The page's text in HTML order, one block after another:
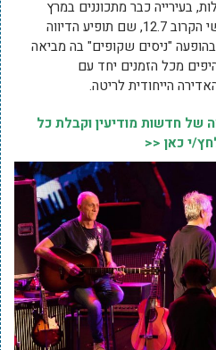
בעירייה כבר מתכוננים במרץ
לקראת ההופעה הבאה ביום חמישי הקרוב 12.7, שם תופיע הדיווה
"ניסים שקופים" בה מביאה
מכל הזמנים יחד עם
הייחודית לריטה.
של חדשות מודיעין וקבלת כל
י כאן <<